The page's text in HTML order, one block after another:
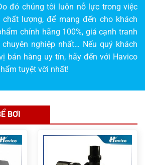
đó chúng tôi luôn nỗ lực trong việc
lượng, để mang đến cho khách
chính hãng 100%, giá cạnh tranh
nghiệp nhất… Nếu quý khách
bán hàng uy tín, hãy đến với Havico
tuyệt vời nhất!
BƠI